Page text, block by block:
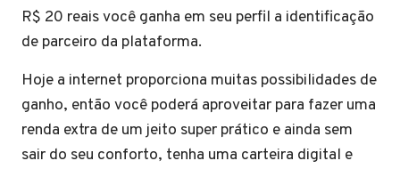
R$ 20 reais você ganha em seu perfil a identificação
de parceiro da plataforma.
Hoje a internet proporciona muitas possibilidades de
ganho, então você poderá aproveitar para fazer uma
renda extra de um jeito super prático e ainda sem
sair do seu conforto, tenha uma carteira digital e